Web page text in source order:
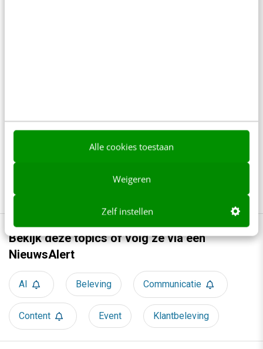
Alle cookies toestaan
Weigeren
Zelf instellen
3 min·Stef Heutink
AI-content rankt pas als je iets te zeggen
Sicco Dijkman
Bekijk deze topics of volg ze via een
NieuwsAlert
AI Beleving Communicatie
Content Event Klantbeleving